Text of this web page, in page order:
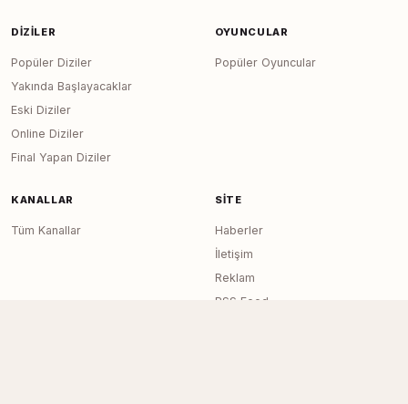
DIZILER
Popüler Diziler
Yakında Başlayacaklar
Eski Diziler
Online Diziler
Final Yapan Diziler
OYUNCULAR
Popüler Oyuncular
KANALLAR
Tüm Kanallar
SITE
Haberler
İletişim
Reklam
RSS Feed